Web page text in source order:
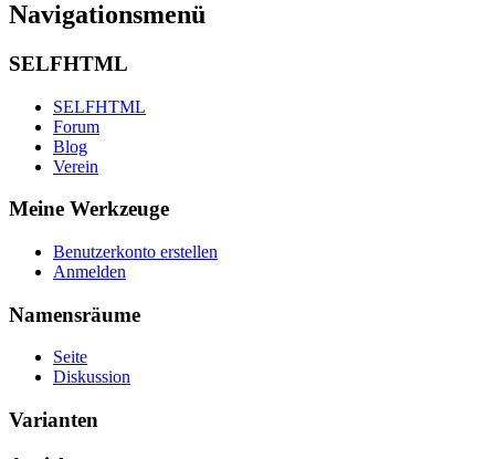
Navigationsmenü
SELFHTML
SELFHTML
Forum
Blog
Verein
Meine Werkzeuge
Benutzerkonto erstellen
Anmelden
Namensräume
Seite
Diskussion
Varianten